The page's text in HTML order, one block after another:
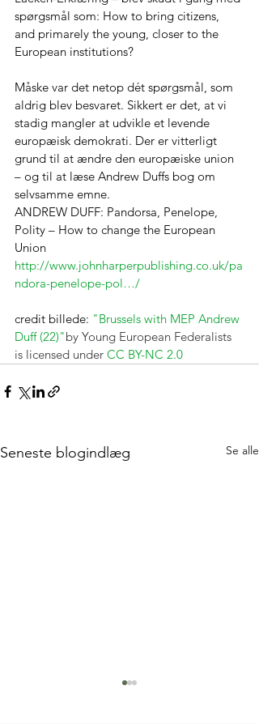
spørgsmål som: How to bring citizens,
and primarely the young, closer to the
European institutions?
Måske var det netop dét spørgsmål, som
aldrig blev besvaret. Sikkert er det, at vi
stadig mangler at udvikle et levende
europæisk demokrati. Der er vitterligt
grund til at ændre den europæiske union
– og til at læse Andrew Duffs bog om
selvsamme emne.
ANDREW DUFF: Pandorsa, Penelope,
Polity – How to change the European
Union
http://www.johnharperpublishing.co.uk/pa
ndora-penelope-pol…/
credit billede: "Brussels with MEP Andrew
Duff (22)"by Young European Federalists
is licensed under CC BY-NC 2.0
Seneste blogindlæg Se alle